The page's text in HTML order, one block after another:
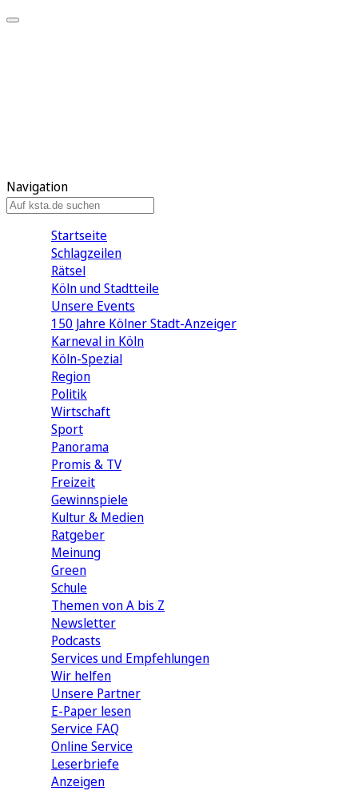
Navigation
Startseite
Schlagzeilen
Rätsel
Köln und Stadtteile
Unsere Events
150 Jahre Kölner Stadt-Anzeiger
Karneval in Köln
Köln-Spezial
Region
Politik
Wirtschaft
Sport
Panorama
Promis & TV
Freizeit
Gewinnspiele
Kultur & Medien
Ratgeber
Meinung
Green
Schule
Themen von A bis Z
Newsletter
Podcasts
Services und Empfehlungen
Wir helfen
Unsere Partner
E-Paper lesen
Service FAQ
Online Service
Leserbriefe
Anzeigen